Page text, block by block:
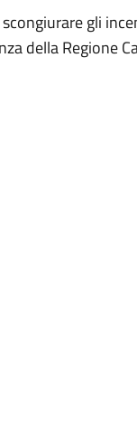
gli
della Regione